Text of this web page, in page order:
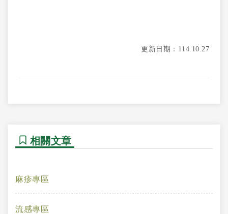
更新日期：114.10.27
相關文章
麻疹專區
流感專區